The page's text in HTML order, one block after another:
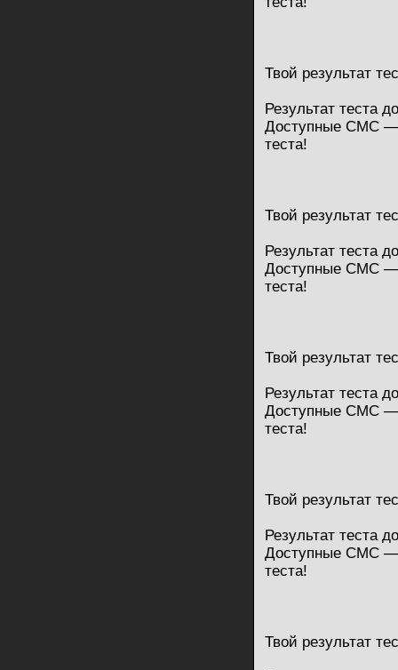
Твой результат
Результат теста
Доступные СМС —
теста!
Твой результат
Результат теста
Доступные СМС —
теста!
Твой результат
Результат теста
Доступные СМС —
теста!
Твой результат
Результат теста
Доступные СМС —
теста!
Твой результат